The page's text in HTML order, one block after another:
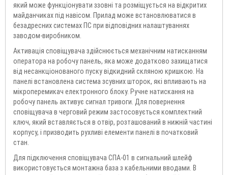
який може функціонувати ззовні та розміщується на відкритих
майданчиках під навісом. Прилад може встановлюватися в
безадресних системах ПС при відповідних налаштуваннях
заводом-виробником.
Активація сповіщувача здійснюється механічним натисканням
оператора на робочу панель, яка може додатково захищатися
від несанкціонованого пуску відкидний скляною кришкою. На
панелі встановлена ​​система зсувних шторок, які впливають на
мікроперемикач електронного блоку. Ручне натискання на
робочу панель активує сигнал тривоги. Для повернення
сповіщувача в черговий режим застосовується комплектний
ключ, який вставляється в отвір, розташований в нижній частині
корпусу, і призводить рухливі елементи панелі в початковий
стан.
Для підключення сповіщувача СПА-01 в сигнальний шлейф
використовується монтажна база з кабельними вводами. В